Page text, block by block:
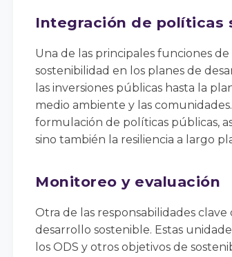
Integración de políticas
Una de las principales funciones
sostenibilidad en los planes de
las inversiones públicas hasta la
medio ambiente y las
formulación de políticas públicas,
sino también la resiliencia a largo
Monitoreo y evaluación
Otra de las responsabilidades
desarrollo sostenible. Estas
los ODS y otros objetivos de